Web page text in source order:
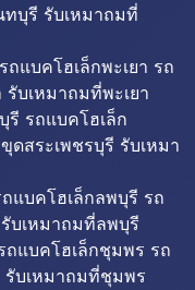
ทบุรี รับเหมาถมที่
ถแบคโฮเล็กพะเยา รถ
รับเหมาถมที่พะเยา
รี รถแบคโฮเล็ก
ดสระเพชรบุรี รับเหมา
แบคโฮเล็กลพบุรี รถ
บเหมาถมที่ลพบุรี
แบคโฮเล็กชุมพร รถ
บเหมาถมที่ชุมพร